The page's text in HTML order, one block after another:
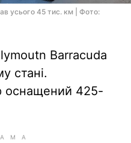
усього 45 тис. км | Фото:
Barracuda
стані.
оснащений 425-